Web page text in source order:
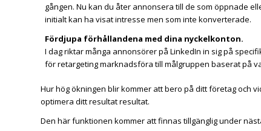
gången. Nu kan du åter annonsera till de som öppnade
initialt kan ha visat intresse men som inte konverterade.
Fördjupa förhållandena med dina nyckelkonton.
I dag riktar många annonsörer på LinkedIn in sig på
för retargeting marknadsföra till målgruppen baserat på
Hur hög ökningen blir kommer att bero på ditt företag och
optimera ditt resultat resultat.
Den här funktionen kommer att finnas tillgänglig under